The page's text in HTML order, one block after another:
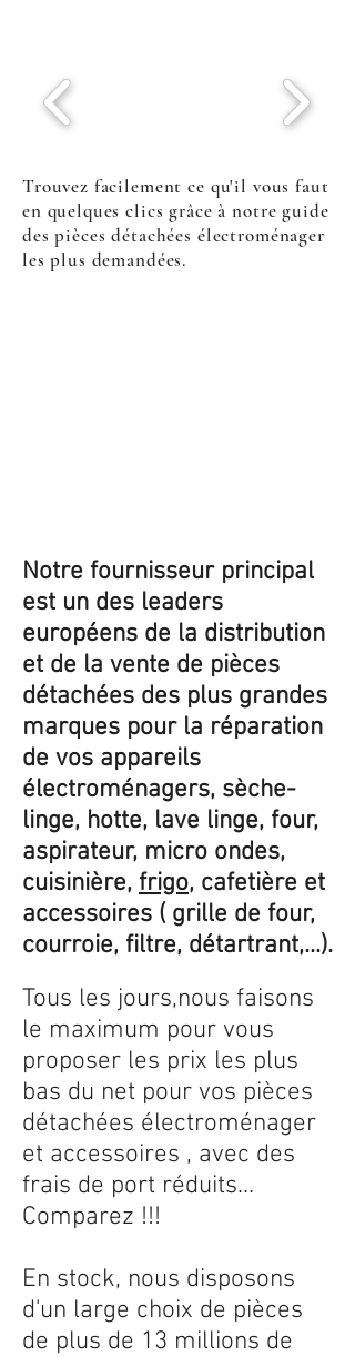
Trouvez facilement ce qu'il vous faut
en quelques clics grâce à notre guide
des pièces détachées électroménager
les plus demandées.
Notre fournisseur principal
est un des leaders
européens de la distribution
et de la vente de pièces
détachées des plus grandes
marques pour la réparation
de vos appareils
électroménagers, sèche-
linge, hotte, lave linge, four,
aspirateur, micro ondes,
cuisinière, frigo, cafetière et
accessoires ( grille de four,
courroie, filtre, détartrant,...).
Tous les jours,nous faisons
le maximum pour vous
proposer les prix les plus
bas du net pour vos pièces
détachées électroménager
et accessoires , avec des
frais de port réduits...
Comparez !!!
En stock, nous disposons
d'un large choix de pièces
de plus de 13 millions de